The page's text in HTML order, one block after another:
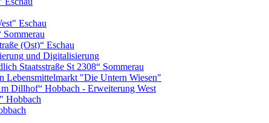
Eschau
(Ost)“ Eschau
und Digitalisierung
Staatsstraße St 2308“ Sommerau
Lebensmittelmarkt "Die Untern Wiesen"
Dillhof“ Hobbach - Erweiterung West
Hobbach